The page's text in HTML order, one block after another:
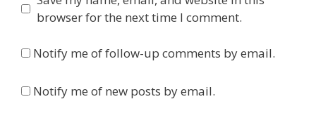
browser for the next time I comment.
Notify me of follow-up comments by email.
Notify me of new posts by email.